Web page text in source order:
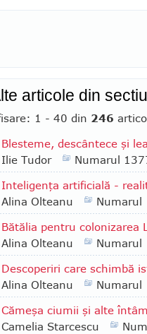
articole din
1 - 40 din 246
Blesteme, descântece şi
Ilie Tudor
Numarul
Inteligenţa artificială -
Alina Olteanu
Numarul
Bătălia pentru colonizarea
Alina Olteanu
Numarul
Descoperiri care schimbă
Alina Olteanu
Numarul
Cămeşa ciumii şi alte
Camelia Starcescu